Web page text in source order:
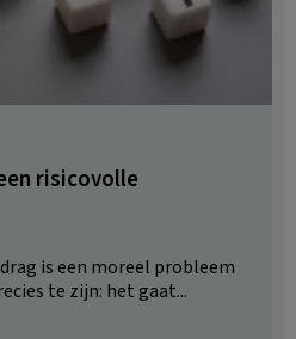
risicovolle
is een moreel probleem
te zijn: het gaat...